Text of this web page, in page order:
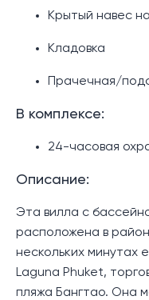
Крытый навес
Кладовка
Прачечная/
В комплексе:
24-часовая
Описание:
Эта вилла с
расположена в
нескольких минутах
Laguna Phuket,
пляжа Бангтао. Она